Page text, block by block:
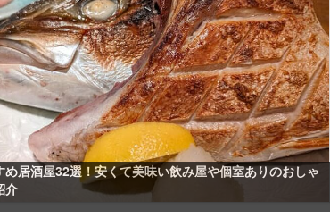
ンチ47選！安くて美味しい人気店にゆっくりできる大
ポットまで網羅